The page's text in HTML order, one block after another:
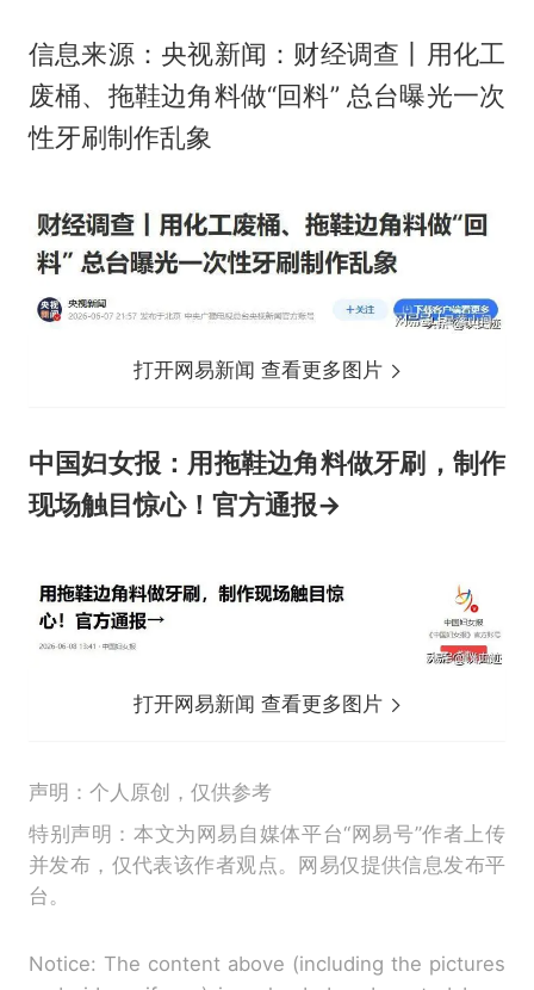
信息来源：央视新闻：财经调查丨用化工
废桶、拖鞋边角料做“回料” 总台曝光一次
性牙刷制作乱象
打开网易新闻 查看更多图片
中国妇女报：用拖鞋边角料做牙刷，制作
现场触目惊心！官方通报→
打开网易新闻 查看更多图片
声明：个人原创，仅供参考
特别声明：本文为网易自媒体平台“网易号”作者上传
并发布，仅代表该作者观点。网易仅提供信息发布平
台。
Notice: The content above (including the pictures